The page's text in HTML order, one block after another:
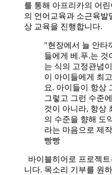
를 통해 아프리카의 어
의 언어교육과 소근육발
상 교육을 진행합니다.
"현장에서 늘 안타
들에게 베.푸.는 것
는 식의 고정관념
이 아이들에게 최
요. 아이들이 항상
그렇고 그런 수준
것이 아니라, 항상
의 수준을 향해 도
라는 마음으로 제
빵빵
바이블히어로 프로젝
니다. 목소리 기부를 원